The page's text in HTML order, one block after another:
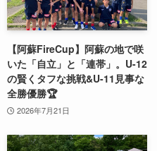
【阿蘇FireCup】阿蘇の地で咲
いた「自立」と「連帯」。U-12
の賢くタフな挑戦&U-11見事な
全勝優勝🏆
2026年7月21日